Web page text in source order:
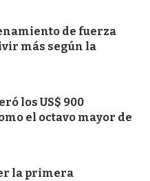
de fuerza
más según la
los US$ 900
el octavo mayor de
la primera